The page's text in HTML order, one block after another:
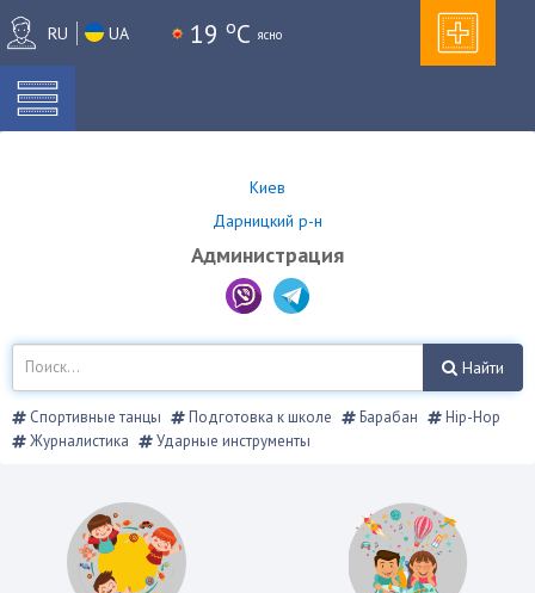
RU UA 19 oC ясно
Киев
Дарницкий р-н
Администрация
Найти
Спортивные танцы Подготовка к школе Барабан
Hip-Hop
Журналистика
Ударные инструменты